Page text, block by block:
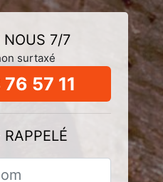
NOUS 7/7
surtaxé
57 11
RAPPELÉ